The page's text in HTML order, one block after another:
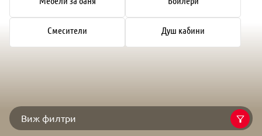
Смесители Душ кабини
Виж филтри